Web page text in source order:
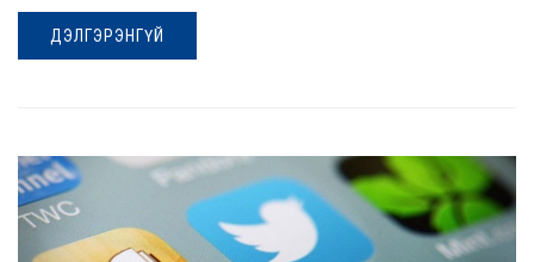
ДЭЛГЭРЭНГҮЙ